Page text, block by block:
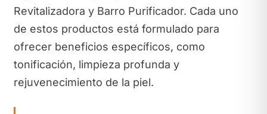
Revitalizadora y Barro Purificador. Cada uno
de estos productos está formulado para
ofrecer beneficios específicos, como
tonificación, limpieza profunda y
rejuvenecimiento de la piel.